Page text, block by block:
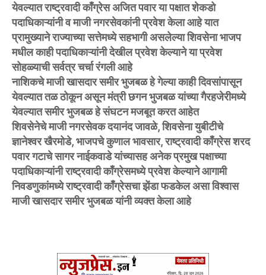
येवल्यात राष्ट्रवादी काँग्रेस अजित पवार या पक्षात शेकडो
पदाधिकाऱ्यांनी व माजी नगरसेवकांनी प्रवेश केला आहे यात
प्रामुख्याने राज्याच्या सत्तेमध्ये सहभागी असलेल्या शिवसेना भाजप
मधील काही पदाधिकाऱ्यांनी देखील प्रवेश केल्याने या प्रवेश
सोहळ्याची सर्वत्र चर्चा रंगली आहे
नाशिकचे माजी खासदार समीर भुजबळ हे गेल्या काही दिवसांपासून
येवल्यात तळ ठोकून असून मंत्री छगन भुजबळ यांच्या गैरहजेरीमध्ये
येवल्यात समीर भुजबळ हे संघटन मजबूत करत आहेत
शिवसेनेचे माजी नगरसेवक दयानंद जावळे, शिवसेना युबीटीचे
ज्ञानेश्वर खैरमोडे, भाजपचे कुणाल भावसार, राष्ट्रवादी काँग्रेस शरद
पवार गटाचे सागर नाईकवाडे यांच्यासह अनेक प्रमुख पक्षाच्या
पदाधिकाऱ्यांनी राष्ट्रवादी काँग्रेसमध्ये प्रवेश केल्याने आगामी
निवडणुकांमध्ये राष्ट्रवादी काँग्रेसचा झेंडा फडकेल असा विश्वास
माजी खासदार समीर भुजबळ यांनी व्यक्त केला आहे